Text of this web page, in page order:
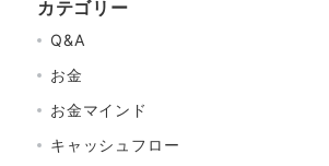
カテゴリー
Q&A
お金
お金マインド
キャッシュフロー